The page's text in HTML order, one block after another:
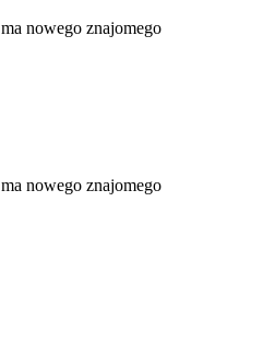
ma nowego znajomego
ma nowego znajomego